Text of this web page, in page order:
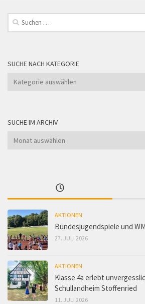
Suchen
nach:
SUCHE NACH KATEGORIE
Suche
SUCHE IM ARCHIV
Suche
AKTIONEN
Bundesjugendspiele und
27. JULI 2026
AKTIONEN
Klasse 4a erlebt
Schullandheim Stoffenried
11. JULI 2026